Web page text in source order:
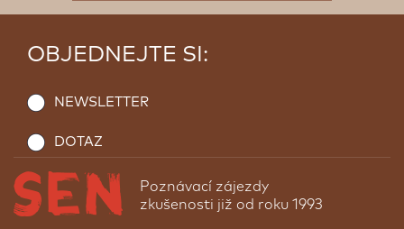
OBJEDNEJTE SI:
NEWSLETTER
DOTAZ
Poznávací zájezdy
zkušenosti již od roku 1993